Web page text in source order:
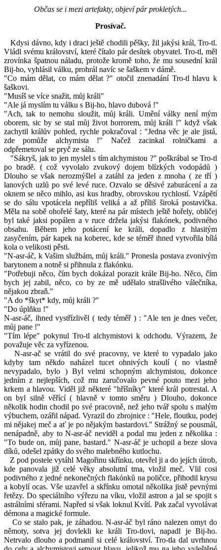
Občas se i mezi artefakty, objeví pár prokletých...
Prosívač.
Kdysi dávno, kdy i draci ještě chodili pěšky, žil jakýsi král, Tro-tl.
Vládl svému království, které čítalo pár desítek obyvatel. Tro-tl, měl
zrovínka špatnou náladu, protože kromě toho, že mu sousední král
Bij-ho, vyhlásil válku, prohrál navíc se šaškem v dámě.
"Co mám dělat, co mám dělat ?" otočil znenadání Tro-tl hlavu k
šaškovi.
"Musíš se více snažit, můj králi"
"Ale já myslím tu válku s Bij-ho, hlavo dubová !"
"Ach, tak to nemohu sloužit, můj králi. Umění války není mým
oborem, sic by se stal můj život horrorem, můj králi !" když však
zachytil králův pohled, rychle pokračoval : "Jedna věc je ale jistá,
zde pomůže alchymista !" Načež zacinkal rolničkami a
odpřemetoval se pryč ze sálu.
"Sákryš, jak to jen myslel s tím alchymistou ?" poškrábal se Tro-tl
po bradě. ( což vyvolalo zvukový dojem blízkých vodopádů )
Dlouho se však nerozmýšlel a zatáhl za jeden z mnoha ( ze tří )
lanových uzlů po své levé ruce. Ozvalo se děsivé zaburácení a za
oknem se něco mihlo, asi kus hradby, obrovskou rychlostí. Vzápětí
se do sálu vpotácela nepříliš veliká a až příliš široká postavička.
Měla na sobě ohořelé šaty, které na pár místech ještě hořely, obličej
byl také jaksi popálen a v ruce držela jakýsi flakónek, podivného
obsahu. Během jeho potácení ke králi, dopadlo z hlasitým
zasyčením, pár kapek na koberec, kde se téměř ihned vytvořila bílá
kola o velikosti pěsti.
"N-asr-áč, k Vašim službám, můj králi." Pronesla postava zvonivým
barytonem a notně si přihnula z flakónku.
"Potřebuji něco, čím bych dokázal porazit krále Bij-ho. Něco, čím
bych jej zabil, něco, co by ze mě udělalo strašlivého válečníka,
nějakou zbraň."
"A do *škyt* kdy, můj králi ?"
"Do úplňku !"
N-asr-áč, ihned vystřízlivěl ( tedy téměř ) : "Ale ten je dnes večer,
můj pane !"
"Tím lépe" pokynul Tro-tl alchymistovi k odchodu. Výrazem, že
považuje věc za vyřízenou.
N-asr-ač se vrátil do své pracovny, ve které to vypadalo jako
kdyby tam někdo naházel tucet ohnivých koulí ( no vlastně
nevypadalo, bylo ) Byl velmi schopným alchymistou, dokonce
jedním z nejlepších, což mu zaručovalo pevné pouto mezi jeho
krkem a hlavou. Viděl již některé "hříšníky" které král potrestal. A
on byl silně věřící ( hlavně v tomto směru ) Dlouho, dokonce
několik hodin chodil po své pracovně, než jeho tvář spolu s malým
výbuchem, ozářil nápad. Vyrazil do zbrojnice : "Hele, floutku, podej
mi nějakej meč a ať je po nějakým bastardovi." Strážný se pousmál,
nenápadně, aby to N-asr-áč neviděl a podal mu jeden z několika :
"To bude on, můj pane, bastard." N-asr-áč je uchopil a beze slova
díků, odešel zpátky do svého malebného kutlochu.
Z pod postele vytáhl Magořinu skřínku, otevřel ji a do jejích útrob,
kde panovala již celé věky absolutní tma, vložil meč. Vlil cosi
podivného z jedné nekonečných flakónků na poličce, přihodil krysu
a kobylí ocas. Vše uzavřel a skřínku omotal několika jistě pevnými
řetězy. Do speciálního výřezu na víku, vložil astron a jal se spojit s
astrálními sférami. Napřed si však loknul Kvítí. Pak začal vyvolávat
démona a magické formule.
Co se stalo pak, je záhadou. N-asr-áč byl ráno nalezen omyt do
němoty, sotva jej dovlekli ke králi Tro-tlovi, napadl je Bij-ho.
Netrvalo dlouho a podmanil si celé království. Tro-tla dal uvrhnou